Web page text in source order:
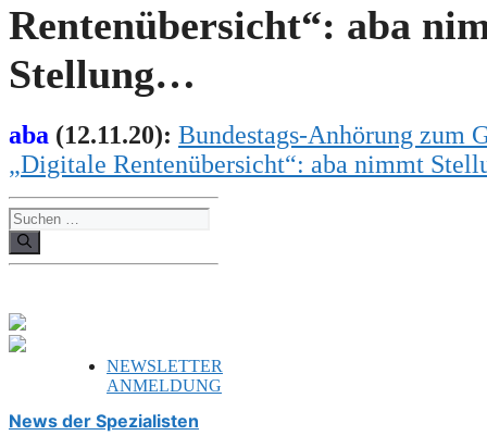
Rentenübersicht“: aba
Stellung…
aba (12.11.20): Bundestags-Anhörung zum
„Digitale Rentenübersicht“: aba nimmt
Suchen
nach:
NEWSLETTER
ANMELDUNG
News der Spezialisten